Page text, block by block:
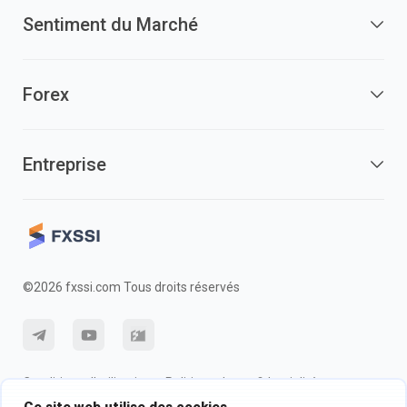
Sentiment du Marché
Forex
Entreprise
©2026 fxssi.com Tous droits réservés
Conditions d'utilisation
Politique de confidentialité